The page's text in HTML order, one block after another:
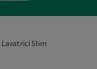
Lavatrici Slim